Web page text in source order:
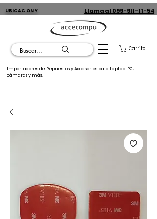
UBICACION Y
Llama al 099-911-11-54
Carrito
Importadores de Repuestos y Accesorios para Laptop. PC,
cámaras y más.